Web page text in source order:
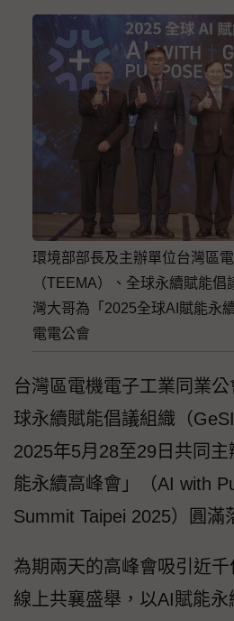
環境部部長及主辦單位台灣區
（TEEMA）、全球永續賦能
灣大哥為「2025全球AI賦能永
電電公會
台灣區電機電子工業同業
球永續賦能倡議組織（
2025年5月28至29日共同
能永續高峰會」（AI with
Summit Taipei 2025）圓滿
為期兩天的高峰會吸引近
線上共襄盛舉，以AI賦能